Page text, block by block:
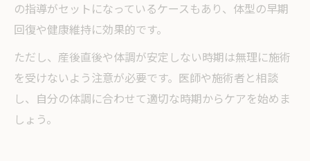
の指導がセットになっているケースもあり、体型の早期
回復や健康維持に効果的です。
ただし、産後直後や体調が安定しない時期は無理に施術
を受けないよう注意が必要です。医師や施術者と相談
し、自分の体調に合わせて適切な時期からケアを始めま
しょう。